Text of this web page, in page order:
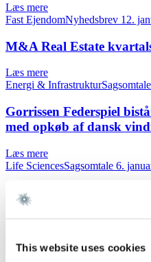
This website uses cookies
Læs mere
Fast EjendomNyhedsbrev 12.
M&A Real Estate
Læs mere
Energi & InfrastrukturSagsomtale
Gorrissen Federspiel
med opkøb af dansk
Læs mere
Life SciencesSagsomtale 6.
Gorrissen Federspiel
Ventures og EIFO
EU- og